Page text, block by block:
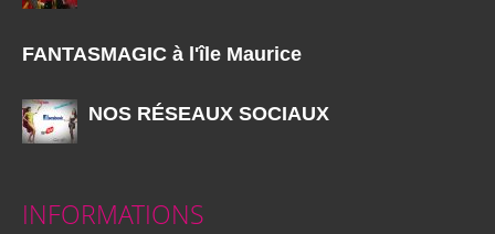
FANTASMAGIC à l'île Maurice
NOS RÉSEAUX SOCIAUX
INFORMATIONS